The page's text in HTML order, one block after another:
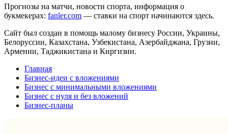
Прогнозы на матчи, новости спорта, информация о
букмекерах: fanler.com — ставки на спорт начинаются здесь.
Сайт был создан в помощь малому бизнесу России, Украины,
Белоруссии, Казахстана, Узбекистана, Азербайджана, Грузии,
Армении, Таджикистана и Киргизии.
Главная
Бизнес-идеи с вложениями
Бизнес с минимальными вложениями
Бизнес с нуля и без вложений
Бизнес-планы